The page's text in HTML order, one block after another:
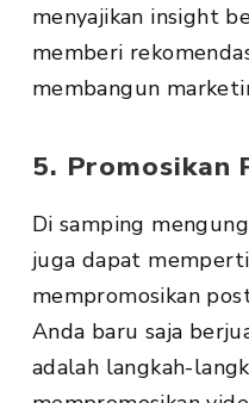
menyajikan insight
memberi
membangun
5. Promosikan
Di samping
juga dapat
mempromosikan
Anda baru saja
adalah langkah-